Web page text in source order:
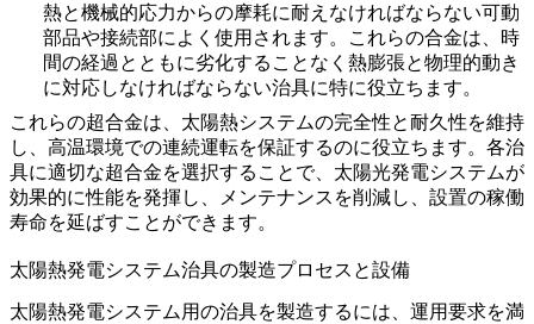
熱と機械的応力からの摩耗に耐えなければならない可動
部品や接続部によく使用されます。これらの合金は、時
間の経過とともに劣化することなく熱膨張と物理的動き
に対応しなければならない治具に特に役立ちます。
これらの超合金は、太陽熱システムの完全性と耐久性を維持
し、高温環境での連続運転を保証するのに役立ちます。各治
具に適切な超合金を選択することで、太陽光発電システムが
効果的に性能を発揮し、メンテナンスを削減し、設置の稼働
寿命を延ばすことができます。
太陽熱発電システム治具の製造プロセスと設備
太陽熱発電システム用の治具を製造するには、運用要求を満